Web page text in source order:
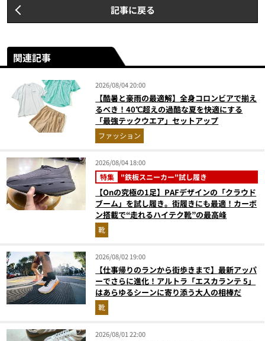
記事に戻る
関連記事
2026/08/04 20:00
【酷暑と豪雨の最適解】全身コロンビアで揃え
るべき！40℃超えの過酷な夏を快適にする
「最強テックウエア」セットアップ
ファッション
2026/08/04 18:00
特集 "鉄板スニーカー"試し履き
【Onの究極の1足】PAFデザインの「クラウド
ブーム」を試し履き。街履きにも最適！カーボ
ン搭載で“走れるハイテク靴”の最高峰
靴
2026/08/02 19:00
【仕事帰りのランから街歩きまで】最新アッパ
ーでさらに進化！アルトラ「エスカランテ 5」
はあらゆるシーンに寄り添う大人の相棒だ
靴
2026/08/01 22:00